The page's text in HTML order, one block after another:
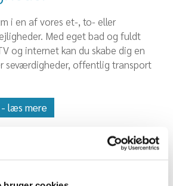
i en af vores et-, to- eller
Med eget bad og fuldt
og internet kan du skabe dig en
seværdigheder, offentlig transport
- læs mere